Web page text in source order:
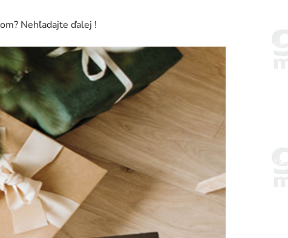
Nehľadajte ďalej !